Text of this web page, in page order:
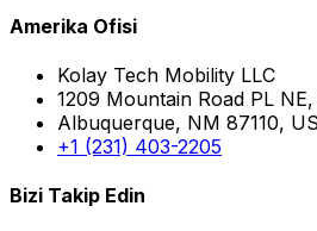
Amerika Ofisi
Kolay Tech Mobility LLC
1209 Mountain Road PL
Albuquerque, NM 87110,
+1 (231) 403-2205
Bizi Takip Edin